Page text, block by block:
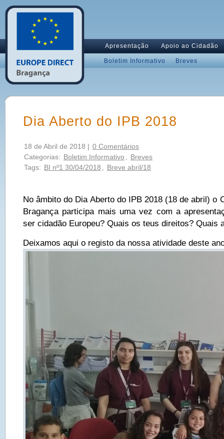
Apresentação Apoio ao Cidadão
Boletim Informativo Breves
Dia Aberto do IPB 2018
18 de Abril de 2018 | 0 Comentários
Categorias: Boletim Informativo
Breves
Tags: BI nº1 30/04/2018 Breve abril/18
No âmbito do Dia Aberto do IPB 2018 (18 de abril) o
Bragança participa mais uma vez com a
ser cidadão Europeu? Quais os teus direitos? Quais
Deixamos aqui o registo da nossa atividade deste